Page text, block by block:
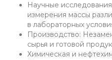
Научные
измерения массы
в лабораторных
Производство:
сырья и готовой
Химическая и